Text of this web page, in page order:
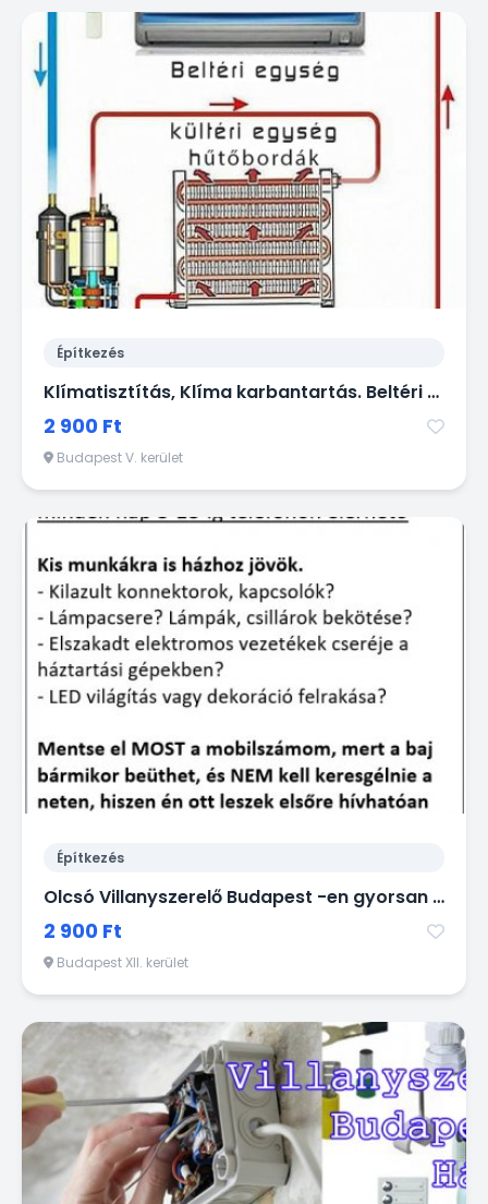
Építkezés
Klímatisztítás, Klíma karbantartás. Beltéri és kültéri klímák évenkénti vegyszeres és mechanikai tisztítása - gyorsan, olcsón házhoz megyek!
2 900 Ft
Budapest V. kerület
Építkezés
Olcsó Villanyszerelő Budapest -en gyorsan házhoz megy kisebb munkák miatt is!
2 900 Ft
Budapest XII. kerület